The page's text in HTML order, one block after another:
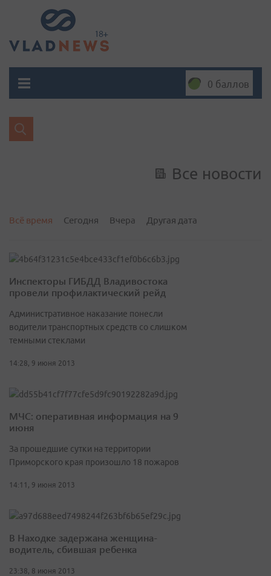
0 баллов
Все новости
Всё время Сегодня Вчера Другая дата
Инспекторы ГИБДД Владивостока
провели профилактический рейд
Административное наказание понесли
водители транспортных средств со слишком
темными стеклами
14:28, 9 июня 2013
МЧС: оперативная информация на 9
июня
За прошедшие сутки на территории
Приморского края произошло 18 пожаров
14:11, 9 июня 2013
В Находке задержана женщина-
водитель, сбившая ребенка
23:38, 8 июня 2013